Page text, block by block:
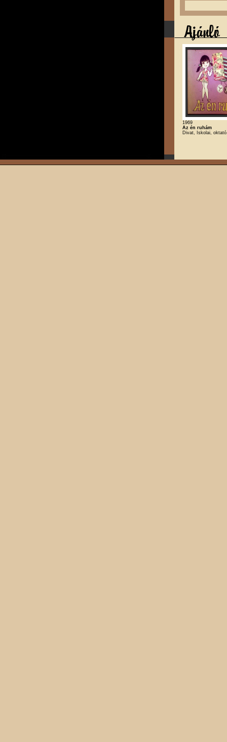
1969
Az én ruhám
Divat, Iskolai,